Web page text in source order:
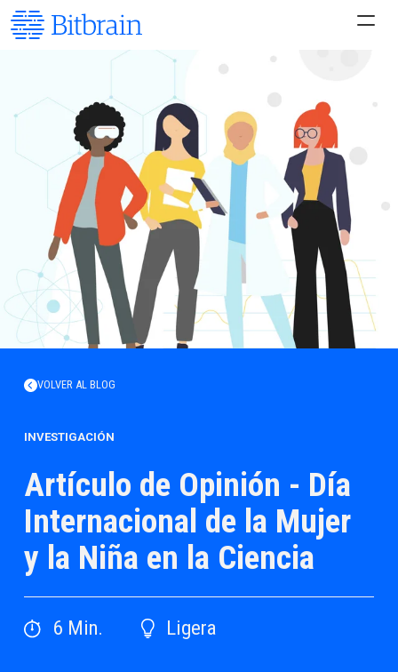
VOLVER AL BLOG
INVESTIGACIÓN
Artículo de Opinión - Día
Internacional de la Mujer
y la Niña en la Ciencia
6 Min. Ligera